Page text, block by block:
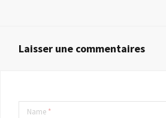
Laisser une commentaires
Name *